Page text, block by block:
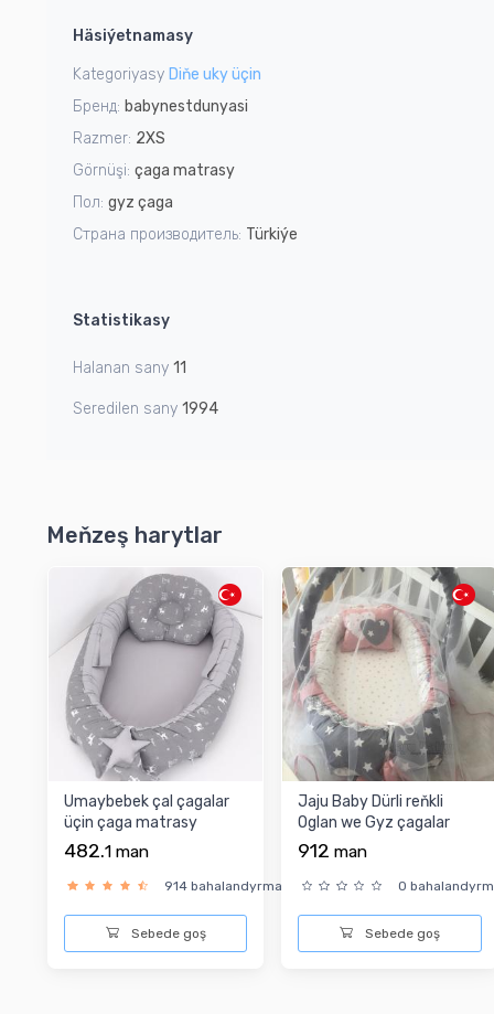
4
Häsiýetnamasy
Kategoriyasy Diňe uky üçin
Бренд: babynestdunyasi
Razmer: 2XS
Görnüşi: çaga matrasy
Пол: gyz çaga
Страна производитель: Türkiýe
Statistikasy
Halanan sany 11
Seredilen sany 1994
Meňzeş harytlar
Umaybebek çal çagalar
üçin çaga matrasy
482.1 man
914 bahalandyrma
Sebede goş
Jaju Baby Dürli reňkli
Oglan we Gyz çagalar
üçin Çaga matras...
912man
0
Sebede goş